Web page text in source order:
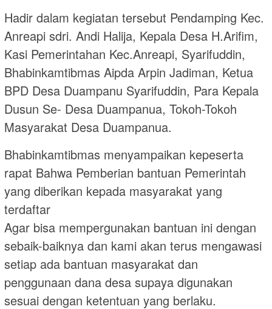
Hadir dalam kegiatan tersebut Pendamping Kec.
Anreapi sdri. Andi Halija, Kepala Desa H.Arifim,
Kasi Pemerintahan Kec.Anreapi, Syarifuddin,
Bhabinkamtibmas Aipda Arpin Jadiman, Ketua
BPD Desa Duampanu Syarifuddin, Para Kepala
Dusun Se- Desa Duampanua, Tokoh-Tokoh
Masyarakat Desa Duampanua.
Bhabinkamtibmas menyampaikan kepeserta
rapat Bahwa Pemberian bantuan Pemerintah
yang diberikan kepada masyarakat yang
terdaftar
Agar bisa mempergunakan bantuan ini dengan
sebaik-baiknya dan kami akan terus mengawasi
setiap ada bantuan masyarakat dan
penggunaan dana desa supaya digunakan
sesuai dengan ketentuan yang berlaku.